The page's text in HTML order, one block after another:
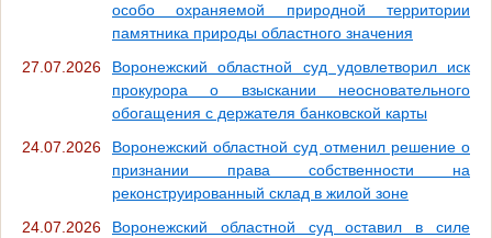
особо охраняемой природной территории
памятника природы областного значения
27.07.2026
Воронежский областной суд удовлетворил иск
прокурора о взыскании неосновательного
обогащения с держателя банковской карты
24.07.2026
Воронежский областной суд отменил решение о
признании права собственности на
реконструированный склад в жилой зоне
24.07.2026
Воронежский областной суд оставил в силе